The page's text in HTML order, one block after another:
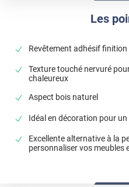
Les
Revêtement adhésif finition
Texture touché nervuré
chaleureux
Aspect bois naturel
Idéal en décoration pour
Excellente alternative à la
personnaliser vos meubles